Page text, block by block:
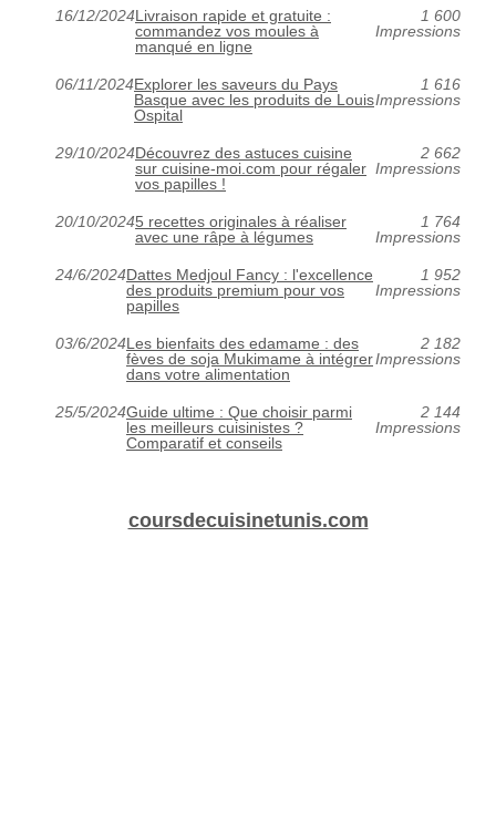
16/12/2024Livraison rapide et gratuite :
commandez vos moules à
manqué en ligne
1 600
Impressions
06/11/2024Explorer les saveurs du Pays
Basque avec les produits de Louis
Ospital
1 616
Impressions
29/10/2024Découvrez des astuces cuisine
sur cuisine-moi.com pour régaler
vos papilles !
2 662
Impressions
20/10/20245 recettes originales à réaliser
avec une râpe à légumes
1 764
Impressions
24/6/2024Dattes Medjoul Fancy : l'excellence
des produits premium pour vos
papilles
1 952
Impressions
03/6/2024Les bienfaits des edamame : des
fèves de soja Mukimame à intégrer
dans votre alimentation
2 182
Impressions
25/5/2024Guide ultime : Que choisir parmi
les meilleurs cuisinistes ?
Comparatif et conseils
2 144
Impressions
coursdecuisinetunis.com